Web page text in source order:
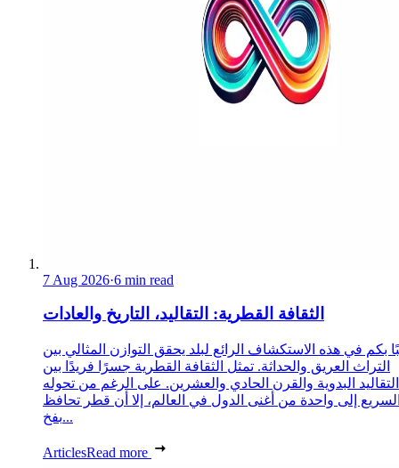
7 Aug 2026·6 min read
الثقافة القطرية: التقاليد، التاريخ والعادات
بكم في هذه الاستكشاف الرائع لبلد يحقق التوازن المثالي بين
التراث العريق والحداثة. تمثل الثقافة القطرية جسرًا فريدًا بين
التقاليد البدوية والقرن الحادي والعشرين. على الرغم من تحوله
إلى واحدة من أغنى الدول في العالم، إلا أن قطر تحافظ
بفخ...
ArticlesRead more